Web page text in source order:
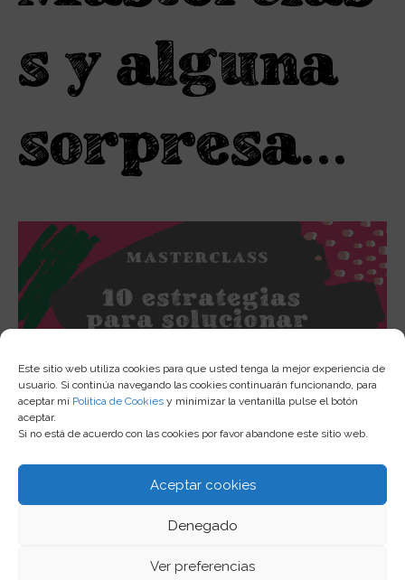
Este sitio web utiliza cookies para que usted tenga la mejor experiencia de
usuario. Si continúa navegando las cookies continuarán funcionando, para
aceptar mí Política de Cookies y minimizar la ventanilla pulse el botón
aceptar.
Si no está de acuerdo con las cookies por favor abandone este sitio web.
Aceptar cookies
Denegado
Ver preferencias
s y alguna
sorpresa...
Aviso Legal, Terminos y Condiciones
Política de Privacidad
Política de Cookies
Ana Esther Teacher